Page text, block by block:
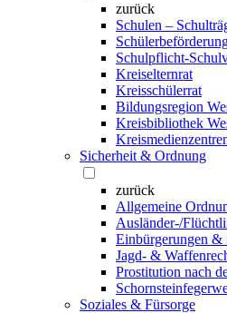
zurück
Schulen –
Schulpflicht-
Kreiselternrat
Kreisschülerrat
Bildungsregion
Kreisbibliothek
Sicherheit & Ordnung
zurück
Allgemeine
Ausländer-/
Einbürgerungen &
Jagd- &
Prostitution nach
Soziales & Fürsorge